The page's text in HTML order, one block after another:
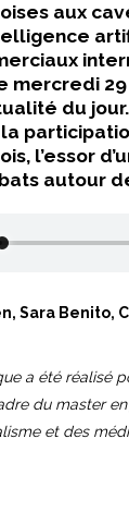
aux
mercredi
du
l’essor
autour
Sara Benito,
a été réalisé
du master
et des